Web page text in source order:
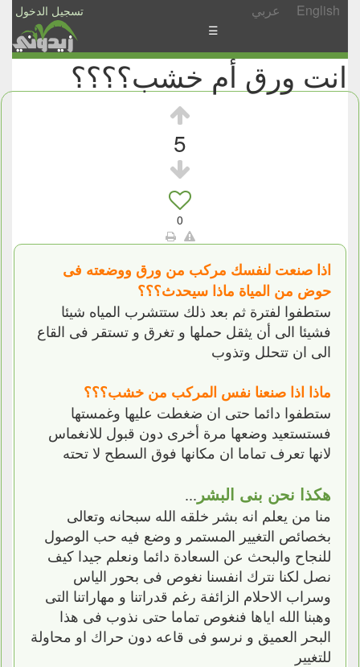
تسجيل الدخول عربي English
الأخبار
الأسئلة
☰
انت ورق أم خشب؟؟؟؟
5
0
اذا صنعت لنفسك مركب من ورق ووضعته فى
حوض من المياة ماذا سيحدث؟؟؟
ستطفوا لفترة ثم بعد ذلك ستتشرب المياه شيئا
فشيئا الى أن يثقل حملها و تغرق و تستقر فى القاع
الى ان تتحلل وتذوب
ماذا اذا صنعنا نفس المركب من خشب؟؟؟
ستطفوا دائما حتى ان ضغطت عليها وغمستها
فستستعيد وضعها مرة أخرى دون قبول للانغماس
لانها تعرف تماما ان مكانها فوق السطح لا تحته
هكذا نحن بنى البشر ...
منا من يعلم انه بشر خلقه الله سبحانه وتعالى
بخصائص التغيير المستمر و وضع فيه حب الوصول
للنجاح والبحث عن السعادة دائما ونعلم جيدا كيف
نصل لكنا نترك انفسنا نغوص فى بحور الياس
وسراب الاحلام الزائفة رغم قدراتنا و مهاراتنا التى
وهبنا الله اياها فنغوص تماما حتى نذوب فى هذا
البحر العميق و نرسو فى قاعه دون حراك او محاولة
للتغيير